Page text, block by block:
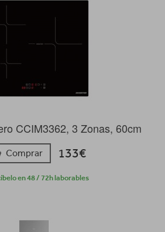
CCIM3362, 3 Zonas, 60cm
Comprar 133€
en 48 / 72h laborables